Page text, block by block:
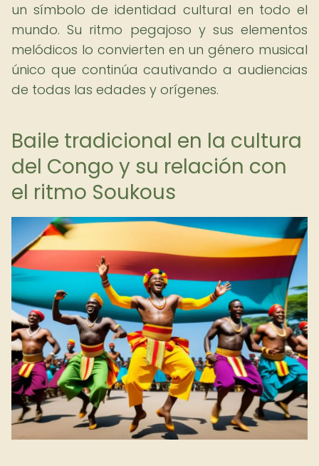
un símbolo de identidad cultural en todo el
mundo. Su ritmo pegajoso y sus elementos
melódicos lo convierten en un género musical
único que continúa cautivando a audiencias
de todas las edades y orígenes.
Baile tradicional en la cultura
del Congo y su relación con
el ritmo Soukous